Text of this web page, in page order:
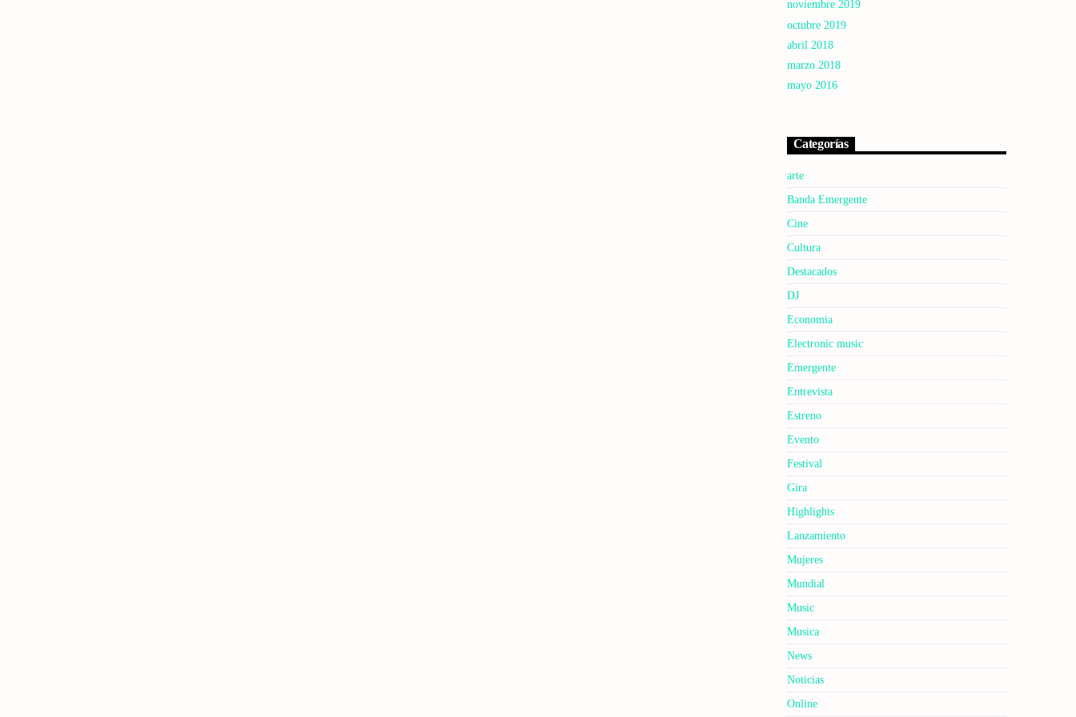
noviembre 2019
octubre 2019
abril 2018
marzo 2018
mayo 2016
Categorías
arte
Banda Emergente
Cine
Cultura
Destacados
DJ
Economia
Electronic music
Emergente
Entrevista
Estreno
Evento
Festival
Gira
Highlights
Lanzamiento
Mujeres
Mundial
Music
Musica
News
Noticias
Online